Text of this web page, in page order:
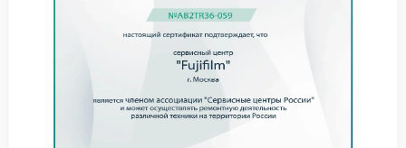
несколько технических факторов. Внешне симптом
один, но причины различаются. Наиболее
налет или микроповреждения на передней линзе;
следы влаги внутри оптической схемы;
смещение деталей после удара;
износ внутренних покрытий.